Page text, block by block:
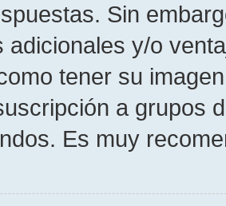
Sin
adicionales y/o
tener su
a grupos
Es muy